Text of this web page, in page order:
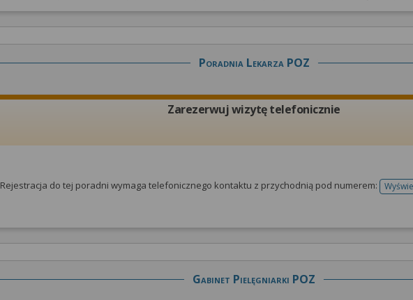
Poradnia Lekarza POZ
Zarezerwuj wizytę telefonicznie
Rejestracja do tej poradni wymaga telefonicznego kontaktu z przychodnią pod numerem:
Gabinet Pielęgniarki POZ